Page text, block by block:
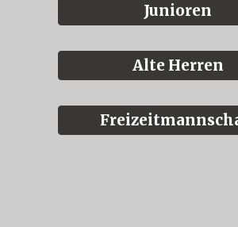
Junioren
Alte Herren